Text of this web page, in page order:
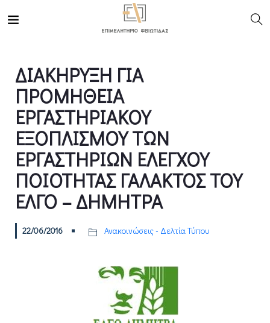
ΔΙΑΚΗΡΥΞΗ ΓΙΑ
ΠΡΟΜΗΘΕΙΑ
ΕΡΓΑΣΤΗΡΙΑΚΟΥ
ΕΞΟΠΛΙΣΜΟΥ ΤΩΝ
ΕΡΓΑΣΤΗΡΙΩΝ ΕΛΕΓΧΟΥ
ΠΟΙΟΤΗΤΑΣ ΓΑΛΑΚΤΟΣ ΤΟΥ
ΕΛΓΟ – ΔΗΜΗΤΡΑ
22/06/2016 Ανακοινώσεις - Δελτία Τύπου